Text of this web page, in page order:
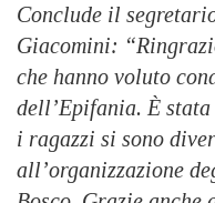
Conclude il
Giacomini:
che hanno voluto
dell’Epifania. È
i ragazzi si sono
all’organizzazione